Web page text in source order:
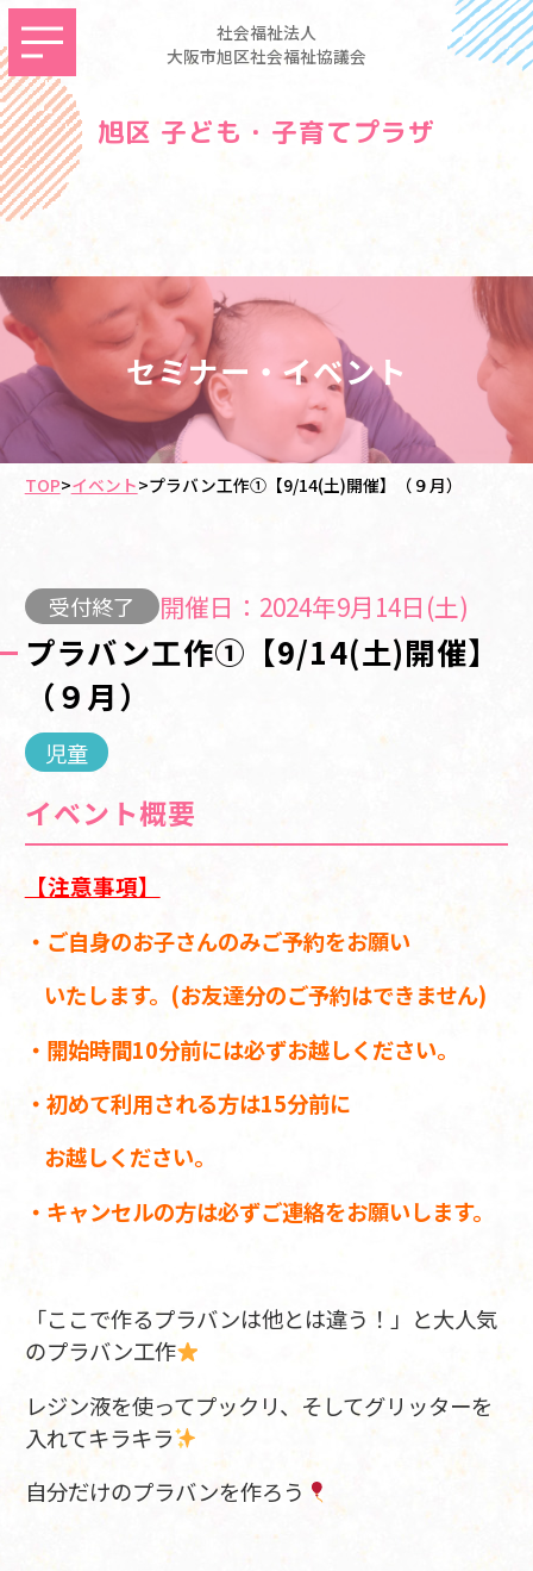
社会福祉法人
大阪市旭区社会福祉協議会
旭区 子ども・子育てプラザ
セミナー・イベント
TOP>イベント>プラバン工作①【9/14(土)開催】（９月）
受付終了 開催日：2024年9月14日(土)
プラバン工作①【9/14(土)開催】
（９月）
児童
イベント概要
【注意事項】
・ご自身のお子さんのみご予約をお願い
いたします。(お友達分のご予約はできません)
・開始時間10分前には必ずお越しください。
・初めて利用される方は15分前に
お越しください。
・キャンセルの方は必ずご連絡をお願いします。
「ここで作るプラバンは他とは違う！」と大人気
のプラバン工作
レジン液を使ってプックリ、そしてグリッターを
入れてキラキラ
自分だけのプラバンを作ろう